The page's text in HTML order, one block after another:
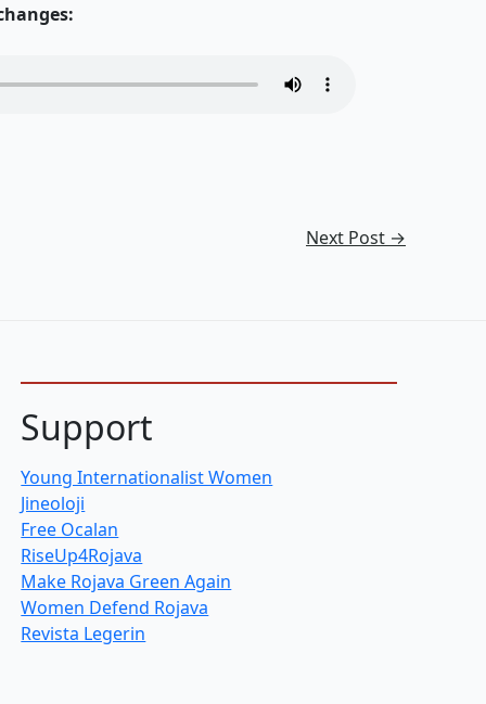
Next Post →
Support
Young Internationalist Women
Jineoloji
Free Ocalan
RiseUp4Rojava
Make Rojava Green Again
Women Defend Rojava
Revista Legerin